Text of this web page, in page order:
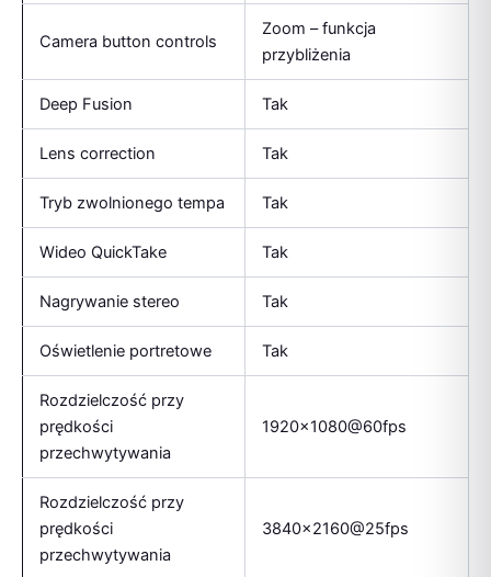
Camera button controls
Zoom – funkcja
przybliżenia
Deep Fusion Tak
Lens correction Tak
Tryb zwolnionego tempa Tak
Wideo QuickTake Tak
Nagrywanie stereo Tak
Oświetlenie portretowe Tak
Rozdzielczość przy
prędkości
przechwytywania
1920×1080@60fps
Rozdzielczość przy
prędkości
przechwytywania
3840×2160@25fps